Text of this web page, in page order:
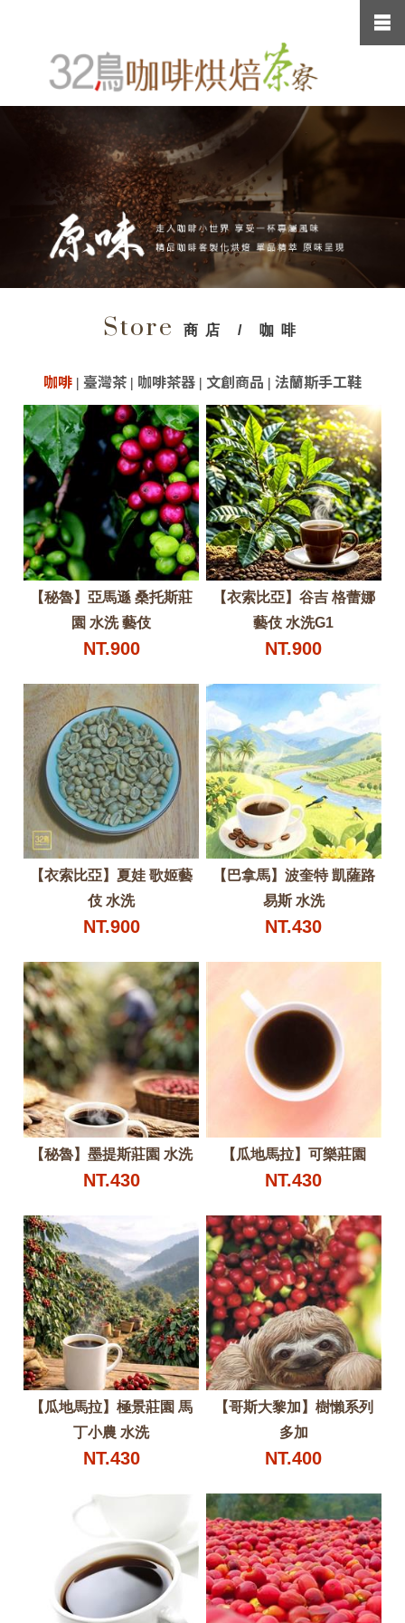
Store 商店 / 咖啡
咖啡| 臺灣茶| 咖啡茶器| 文創商品 | 法蘭斯手工鞋
【秘魯】亞馬遜 桑托斯莊
園 水洗 藝伎
NT.900
【衣索比亞】谷吉 格蕾娜
藝伎 水洗G1
NT.900
【衣索比亞】夏娃 歌姬藝
伎 水洗
NT.900
【巴拿馬】波奎特 凱薩路
易斯 水洗
NT.430
【秘魯】墨提斯莊園 水洗
NT.430
【瓜地馬拉】可樂莊園
NT.430
【瓜地馬拉】極景莊園 馬
丁小農 水洗
NT.430
【哥斯大黎加】樹懶系列
多加
NT.400